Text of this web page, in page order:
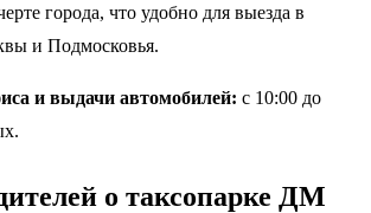
города, что удобно для выезда в
и Подмосковья.
и выдачи автомобилей: с 10:00 до
о таксопарке ДМ